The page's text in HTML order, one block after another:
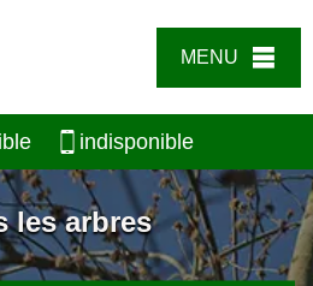
MENU
indisponible
les arbres